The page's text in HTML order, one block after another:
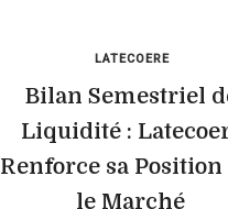
LATECOERE
Bilan Semestriel
Liquidité :
Renforce sa
le Marché